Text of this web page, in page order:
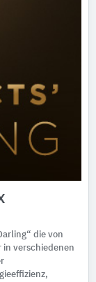
die von
verschiedenen